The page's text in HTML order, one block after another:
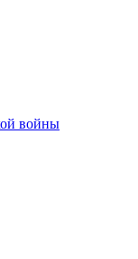
войны